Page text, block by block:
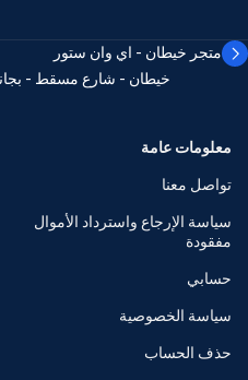
متجر خيطان - اي وان ستور
خيطان - شارع مسقط -
معلومات عامة
تواصل معنا
سياسة الإرجاع واسترداد الأموال
مفقودة
حسابي
سياسة الخصوصية
حذف الحساب